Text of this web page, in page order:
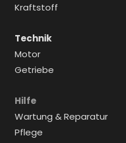
Kraftstoff
Technik
Motor
Getriebe
Hilfe
Wartung & Reparatur
Pflege